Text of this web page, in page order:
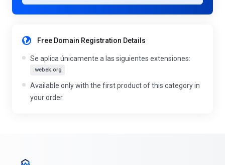
Free Domain Registration Details
Se aplica únicamente a las siguientes extensiones:
.webek.org
Available only with the first product of this category in
your order.